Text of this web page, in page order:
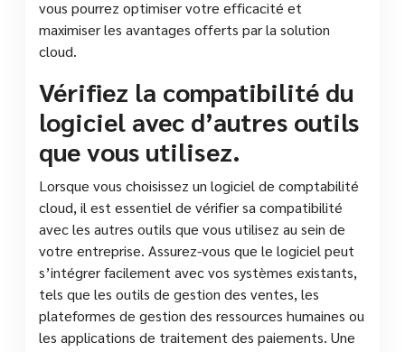
vous pourrez optimiser votre efficacité et
maximiser les avantages offerts par la solution
cloud.
Vérifiez la compatibilité du
logiciel avec d’autres outils
que vous utilisez.
Lorsque vous choisissez un logiciel de comptabilité
cloud, il est essentiel de vérifier sa compatibilité
avec les autres outils que vous utilisez au sein de
votre entreprise. Assurez-vous que le logiciel peut
s’intégrer facilement avec vos systèmes existants,
tels que les outils de gestion des ventes, les
plateformes de gestion des ressources humaines ou
les applications de traitement des paiements. Une